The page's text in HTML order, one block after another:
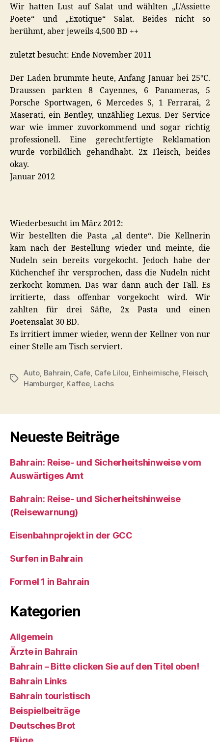
Wir hatten Lust auf Salat und wählten „L’Assiette
Poete“ und „Exotique“ Salat. Beides nicht so
berühmt, aber jeweils 4,500 BD ++
zuletzt besucht: Ende November 2011
Der Laden brummte heute, Anfang Januar bei 25°C.
Draussen parkten 8 Cayennes, 6 Panameras, 5
Porsche Sportwagen, 6 Mercedes S, 1 Ferrarai, 2
Maserati, ein Bentley, unzählieg Lexus. Der Service
war wie immer zuvorkommend und sogar richtig
professionell. Eine gerechtfertigte Reklamation
wurde vorbildlich gehandhabt. 2x Fleisch, beides
okay.
Januar 2012
Wiederbesucht im März 2012:
Wir bestellten die Pasta „al dente“. Die Kellnerin
kam nach der Bestellung wieder und meinte, die
Nudeln sein bereits vorgekocht. Jedoch habe der
Küchenchef ihr versprochen, dass die Nudeln nicht
zerkocht kommen. Das war dann auch der Fall. Es
irritierte, dass offenbar vorgekocht wird. Wir
zahlten für drei Säfte, 2x Pasta und einen
Poetensalat 30 BD.
Es irritiert immer wieder, wenn der Kellner von nur
einer Stelle am Tisch serviert.
Schlagwörter
Auto, Bahrain, Cafe, Cafe Lilou, Einheimische, Fleisch,
Hamburger, Kaffee, Lachs
Neueste Beiträge
Bahrain: Reise- und Sicherheitshinweise vom
Auswärtiges Amt
Bahrain: Reise- und Sicherheitshinweise
(Reisewarnung)
Eisenbahnprojekt in der GCC
Surfen in Bahrain
Formel 1 in Bahrain
Kategorien
Allgemein
Ärzte in Bahrain
Bahrain – Bitte clicken Sie auf den Titel oben!
Bahrain Links
Bahrain touristisch
Beispielbeiträge
Deutsches Brot